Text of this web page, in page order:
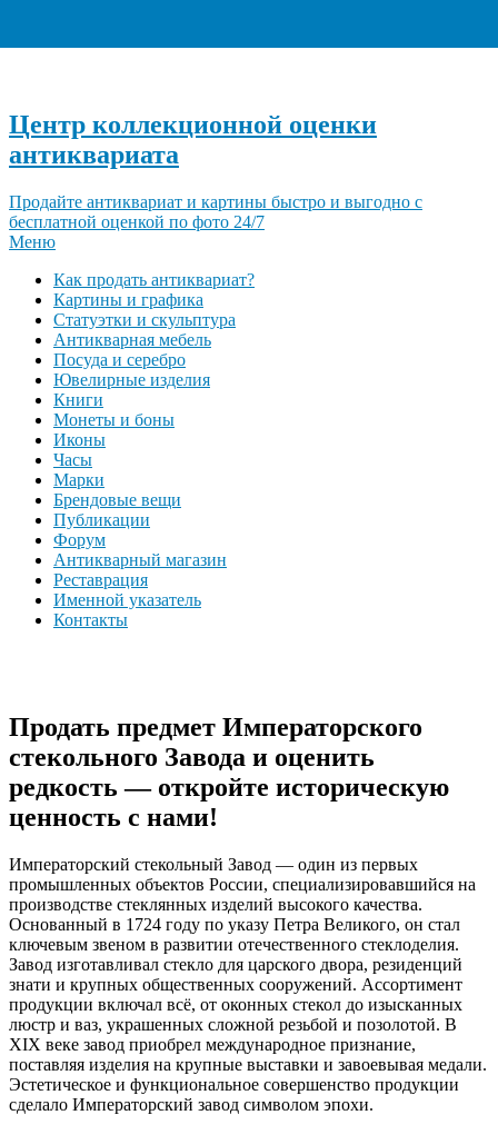
Центр коллекционной оценки
антиквариата
Продайте антиквариат и картины быстро и выгодно с
бесплатной оценкой по фото 24/7
Меню
Как продать антиквариат?
Картины и графика
Статуэтки и скульптура
Антикварная мебель
Посуда и серебро
Ювелирные изделия
Книги
Монеты и боны
Иконы
Часы
Марки
Брендовые вещи
Публикации
Форум
Антикварный магазин
Реставрация
Именной указатель
Контакты
Продать предмет Императорского
стекольного Завода и оценить
редкость — откройте историческую
ценность с нами!
Императорский стекольный Завод — один из первых
промышленных объектов России, специализировавшийся на
производстве стеклянных изделий высокого качества.
Основанный в 1724 году по указу Петра Великого, он стал
ключевым звеном в развитии отечественного стеклоделия.
Завод изготавливал стекло для царского двора, резиденций
знати и крупных общественных сооружений. Ассортимент
продукции включал всё, от оконных стекол до изысканных
люстр и ваз, украшенных сложной резьбой и позолотой. В
XIX веке завод приобрел международное признание,
поставляя изделия на крупные выставки и завоевывая медали.
Эстетическое и функциональное совершенство продукции
сделало Императорский завод символом эпохи.